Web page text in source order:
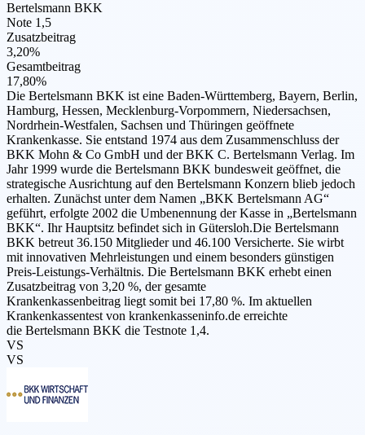
Bertelsmann BKK
Note 1,5
Zusatzbeitrag
3,20%
Gesamtbeitrag
17,80%
Die Bertelsmann BKK ist eine Baden-Württemberg, Bayern, Berlin,
Hamburg, Hessen, Mecklenburg-Vorpommern, Niedersachsen,
Nordrhein-Westfalen, Sachsen und Thüringen geöffnete
Krankenkasse. Sie entstand 1974 aus dem Zusammenschluss der
BKK Mohn & Co GmbH und der BKK C. Bertelsmann Verlag. Im
Jahr 1999 wurde die Bertelsmann BKK bundesweit geöffnet, die
strategische Ausrichtung auf den Bertelsmann Konzern blieb jedoch
erhalten. Zunächst unter dem Namen „BKK Bertelsmann AG“
geführt, erfolgte 2002 die Umbenennung der Kasse in „Bertelsmann
BKK“. Ihr Hauptsitz befindet sich in Gütersloh.Die Bertelsmann
BKK betreut 36.150 Mitglieder und 46.100 Versicherte. Sie wirbt
mit innovativen Mehrleistungen und einem besonders günstigen
Preis-Leistungs-Verhältnis. Die Bertelsmann BKK erhebt einen
Zusatzbeitrag von 3,20 %, der gesamte
Krankenkassenbeitrag liegt somit bei 17,80 %. Im aktuellen
Krankenkassentest von krankenkasseninfo.de erreichte
die Bertelsmann BKK die Testnote 1,4.
VS
VS